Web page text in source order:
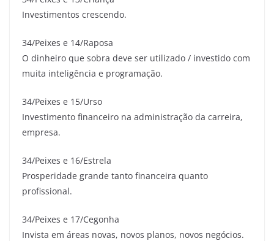
Investimentos crescendo.
34/Peixes e 14/Raposa
O dinheiro que sobra deve ser utilizado / investido com
muita inteligência e programação.
34/Peixes e 15/Urso
Investimento financeiro na administração da carreira,
empresa.
34/Peixes e 16/Estrela
Prosperidade grande tanto financeira quanto
profissional.
34/Peixes e 17/Cegonha
Invista em áreas novas, novos planos, novos negócios.